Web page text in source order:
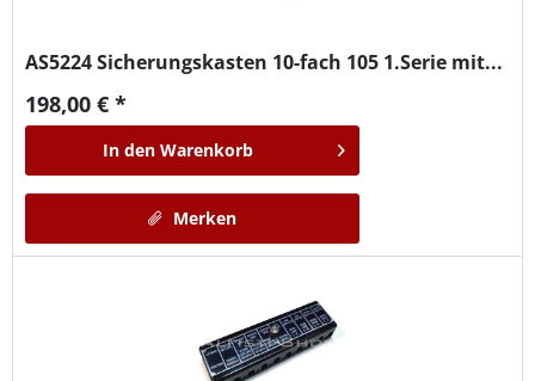
AS5224Sicherungskasten 10-fach 105 1.Serie mit...
198,00 € *
In den Warenkorb
Merken